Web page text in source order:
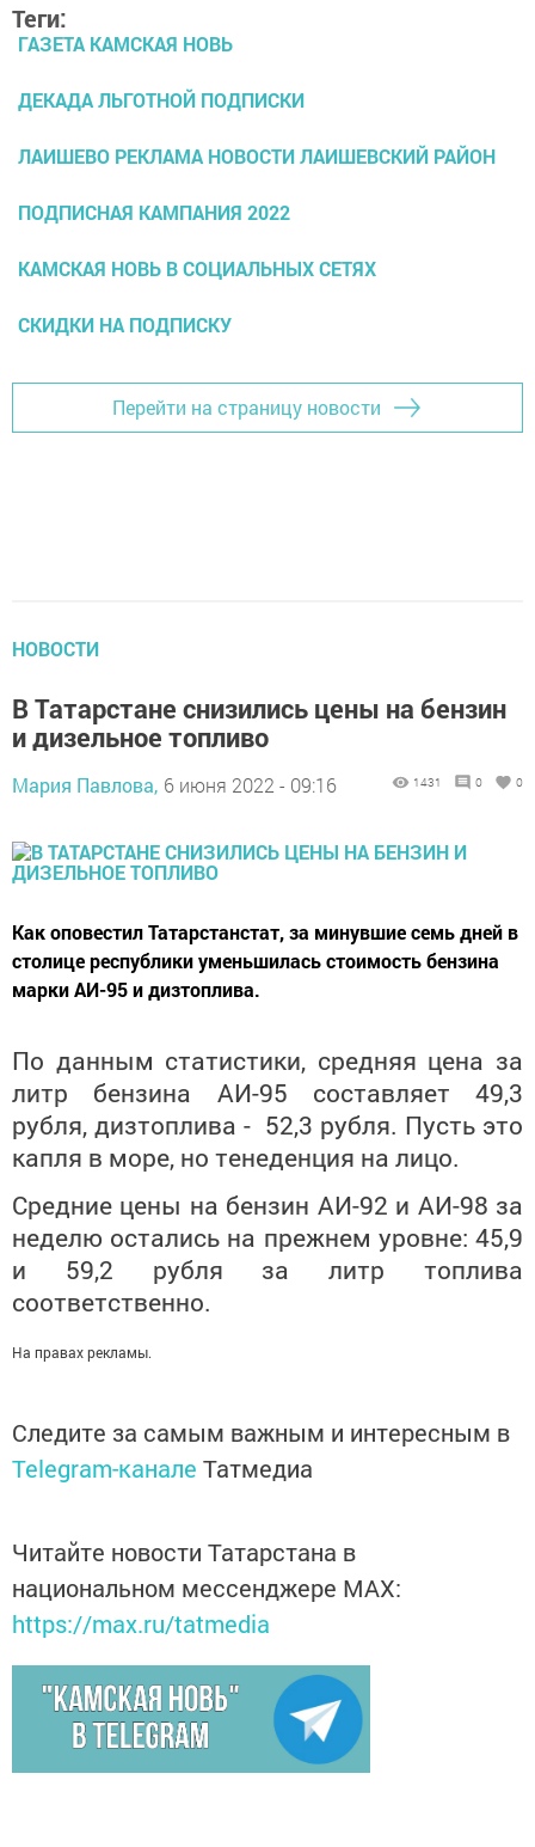
Теги:
ГАЗЕТА КАМСКАЯ НОВЬ
ДЕКАДА ЛЬГОТНОЙ ПОДПИСКИ
ЛАИШЕВО РЕКЛАМА НОВОСТИ ЛАИШЕВСКИЙ РАЙОН
ПОДПИСНАЯ КАМПАНИЯ 2022
КАМСКАЯ НОВЬ В СОЦИАЛЬНЫХ СЕТЯХ
СКИДКИ НА ПОДПИСКУ
Перейти на страницу новости
НОВОСТИ
В Татарстане снизились цены на бензин
и дизельное топливо
Мария Павлова, 6 июня 2022 - 09:16 1431 0 0
Как оповестил Татарстанстат, за минувшие семь дней в
столице республики уменьшилась стоимость бензина
марки АИ-95 и дизтоплива.
По данным статистики, средняя цена за
литр бензина АИ-95 составляет 49,3
рубля, дизтоплива - 52,3 рубля. Пусть это
капля в море, но тенеденция на лицо.
Средние цены на бензин АИ-92 и АИ-98 за
неделю остались на прежнем уровне: 45,9
и 59,2 рубля за литр топлива
соответственно.
На правах рекламы.
Следите за самым важным и интересным в
Telegram-канале Татмедиа
Читайте новости Татарстана в
национальном мессенджере MАХ:
https://max.ru/tatmedia